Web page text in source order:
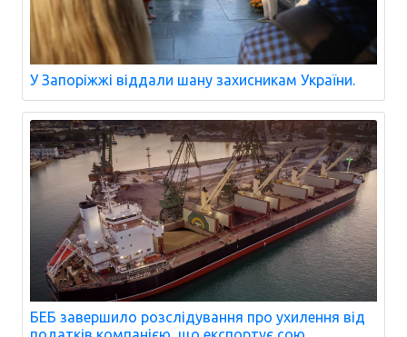
У Запоріжжі віддали шану захисникам України.
БЕБ завершило розслідування про ухилення від